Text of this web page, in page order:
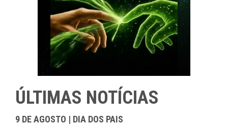
ÚLTIMAS NOTÍCIAS
9 DE AGOSTO | DIA DOS PAIS